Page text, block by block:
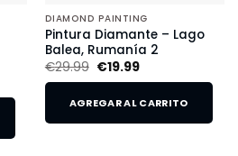
DIAMOND PAINTING
Pintura Diamante – Lago
Balea, Rumanía 2
€29.99 €19.99
AGREGAR AL CARRITO